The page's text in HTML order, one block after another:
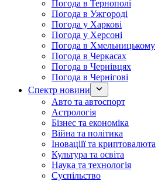
Погода в Тернополі
Погода в Ужгороді
Погода у Харкові
Погода у Херсоні
Погода в Хмельницькому
Погода в Черкасах
Погода в Чернівцях
Погода в Чернігові
Спектр новини
Авто та автоспорт
Астрологія
Бізнес та економіка
Війна та політика
Іноваціії та криптовалюта
Культура та освіта
Наука та технологія
Суспільство